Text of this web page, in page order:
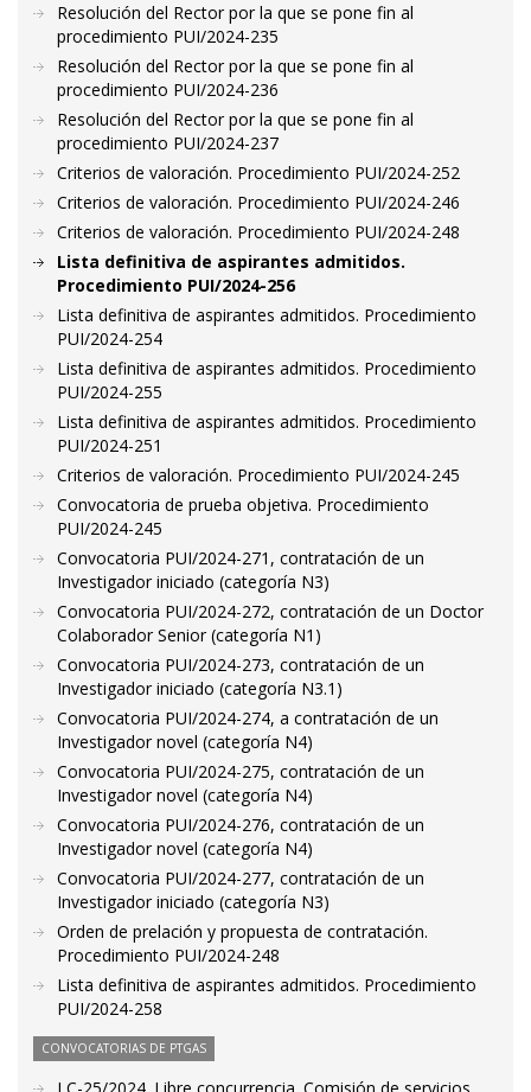
Resolución del Rector por la que se pone fin al
procedimiento PUI/2024-235
Resolución del Rector por la que se pone fin al
procedimiento PUI/2024-236
Resolución del Rector por la que se pone fin al
procedimiento PUI/2024-237
Criterios de valoración. Procedimiento PUI/2024-252
Criterios de valoración. Procedimiento PUI/2024-246
Criterios de valoración. Procedimiento PUI/2024-248
Lista definitiva de aspirantes admitidos.
Procedimiento PUI/2024-256
Lista definitiva de aspirantes admitidos. Procedimiento
PUI/2024-254
Lista definitiva de aspirantes admitidos. Procedimiento
PUI/2024-255
Lista definitiva de aspirantes admitidos. Procedimiento
PUI/2024-251
Criterios de valoración. Procedimiento PUI/2024-245
Convocatoria de prueba objetiva. Procedimiento
PUI/2024-245
Convocatoria PUI/2024-271, contratación de un
Investigador iniciado (categoría N3)
Convocatoria PUI/2024-272, contratación de un Doctor
Colaborador Senior (categoría N1)
Convocatoria PUI/2024-273, contratación de un
Investigador iniciado (categoría N3.1)
Convocatoria PUI/2024-274, a contratación de un
Investigador novel (categoría N4)
Convocatoria PUI/2024-275, contratación de un
Investigador novel (categoría N4)
Convocatoria PUI/2024-276, contratación de un
Investigador novel (categoría N4)
Convocatoria PUI/2024-277, contratación de un
Investigador iniciado (categoría N3)
Orden de prelación y propuesta de contratación.
Procedimiento PUI/2024-248
Lista definitiva de aspirantes admitidos. Procedimiento
PUI/2024-258
CONVOCATORIAS DE PTGAS